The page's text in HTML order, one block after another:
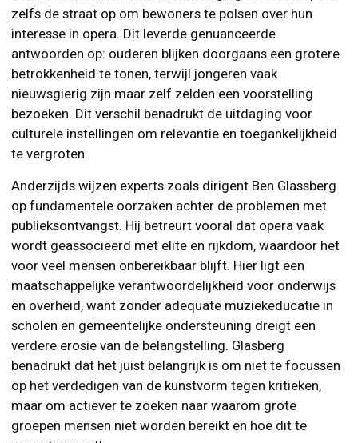
zelfs de straat op om bewoners te polsen over hun
interesse in opera. Dit leverde genuanceerde
antwoorden op: ouderen blijken doorgaans een grotere
betrokkenheid te tonen, terwijl jongeren vaak
nieuwsgierig zijn maar zelf zelden een voorstelling
bezoeken. Dit verschil benadrukt de uitdaging voor
culturele instellingen om relevantie en toegankelijkheid
te vergroten.
Anderzijds wijzen experts zoals dirigent Ben Glassberg
op fundamentele oorzaken achter de problemen met
publieksontvangst. Hij betreurt vooral dat opera vaak
wordt geassocieerd met elite en rijkdom, waardoor het
voor veel mensen onbereikbaar blijft. Hier ligt een
maatschappelijke verantwoordelijkheid voor onderwijs
en overheid, want zonder adequate muziekeducatie in
scholen en gemeentelijke ondersteuning dreigt een
verdere erosie van de belangstelling. Glasberg
benadrukt dat het juist belangrijk is om niet te focussen
op het verdedigen van de kunstvorm tegen kritieken,
maar om actiever te zoeken naar waarom grote
groepen mensen niet worden bereikt en hoe dit te